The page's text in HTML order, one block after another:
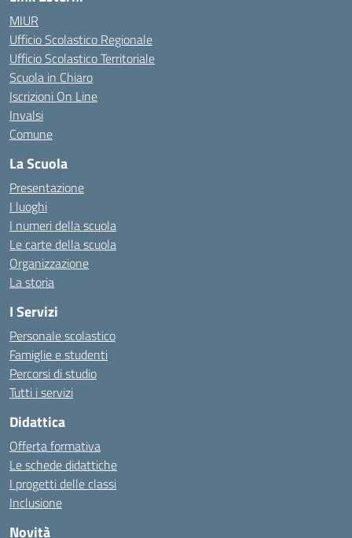
MIUR
Ufficio Scolastico Regionale
Ufficio Scolastico Territoriale
Scuola in Chiaro
Iscrizioni On Line
Invalsi
Comune
La Scuola
Presentazione
I luoghi
I numeri della scuola
Le carte della scuola
Organizzazione
La storia
I Servizi
Personale scolastico
Famiglie e studenti
Percorsi di studio
Tutti i servizi
Didattica
Offerta formativa
Le schede didattiche
I progetti delle classi
Inclusione
Novità